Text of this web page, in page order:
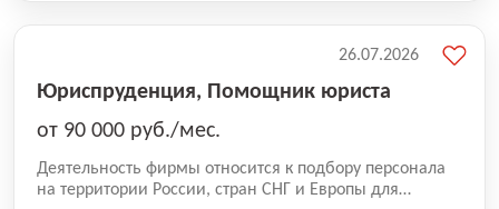
Юриспруденция, Помощник юриста
от 90 000 руб./мес.
Деятельность фирмы относится к подбору персонала
на территории России, стран СНГ и Европы для
26.07.2026